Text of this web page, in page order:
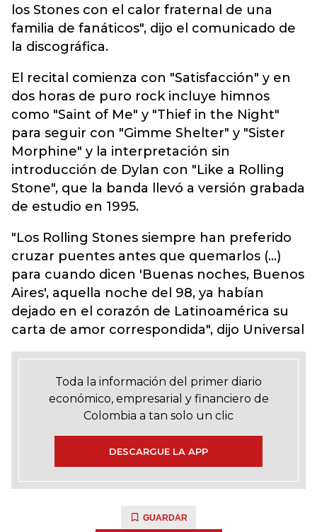
los Stones con el calor fraternal de una
familia de fanáticos", dijo el comunicado de
la discográfica.
El recital comienza con "Satisfacción" y en
dos horas de puro rock incluye himnos
como "Saint of Me" y "Thief in the Night"
para seguir con "Gimme Shelter" y "Sister
Morphine" y la interpretación sin
introducción de Dylan con "Like a Rolling
Stone", que la banda llevó a versión grabada
de estudio en 1995.
"Los Rolling Stones siempre han preferido
cruzar puentes antes que quemarlos (...)
para cuando dicen 'Buenas noches, Buenos
Aires', aquella noche del 98, ya habían
dejado en el corazón de Latinoamérica su
carta de amor correspondida", dijo Universal
Toda la información del primer diario
económico, empresarial y financiero de
Colombia a tan solo un clic
DESCARGUE LA APP
GUARDAR